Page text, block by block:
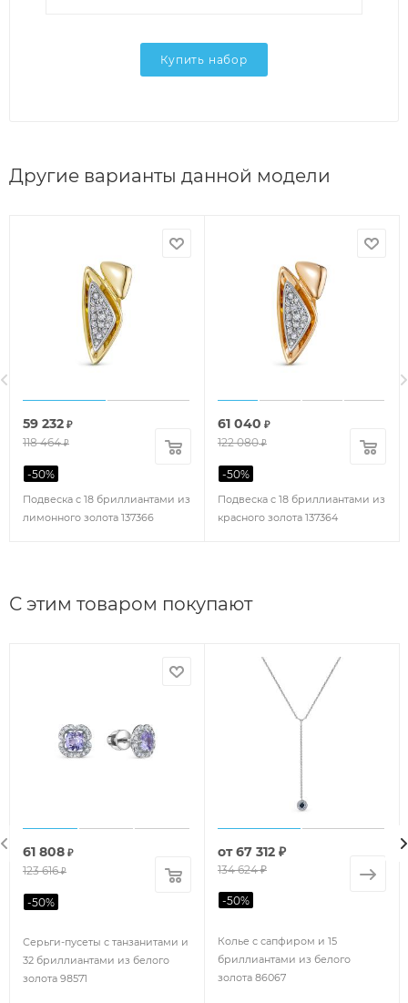
Купить набор
Другие варианты данной модели
Подвеска с 18 бриллиантами из
лимонного золота 137366
59 232 ₽
118 464₽
-50%
Подвеска с 18 бриллиантами из
красного золота 137364
61 040 ₽
122 080₽
-50%
С этим товаром покупают
Серьги-пусеты с танзанитами и
32 бриллиантами из белого
золота 98571
61 808 ₽
123 616₽
-50%
Колье с сапфиром и 15
бриллиантами из белого
золота 86067
от67 312 ₽
134 624 ₽
-50%